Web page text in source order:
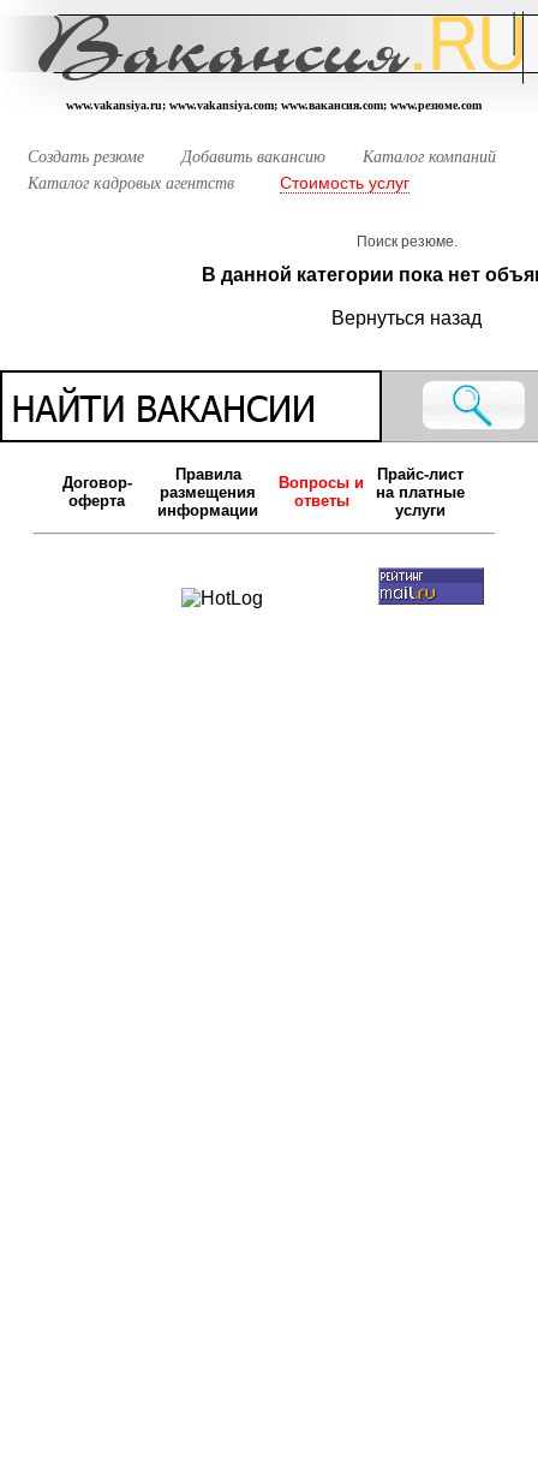
www.vakansiya.ru; www.vakansiya.com; www.вакансия.com; www.резюме.com
Создать резюме Добавить вакансию
Каталог компаний
Каталог кадровых агентств
Стоимость услуг
Поиск резюме.
В данной категории пока нет
Вернуться назад
Договор-
оферта
Правила
размещения
информации
Вопросы и
ответы
Прайс-лист
на платные
услуги